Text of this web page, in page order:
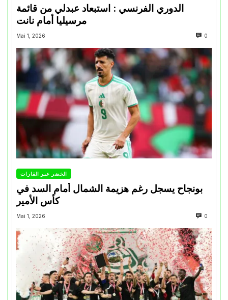
الدوري الفرنسي : استبعاد عبدلي من قائمة
مرسيليا أمام نانت
Mai 1, 2026 0
الخضر عبر القارات
بونجاح يسجل رغم هزيمة الشمال أمام السد في
كأس الأمير
Mai 1, 2026 0